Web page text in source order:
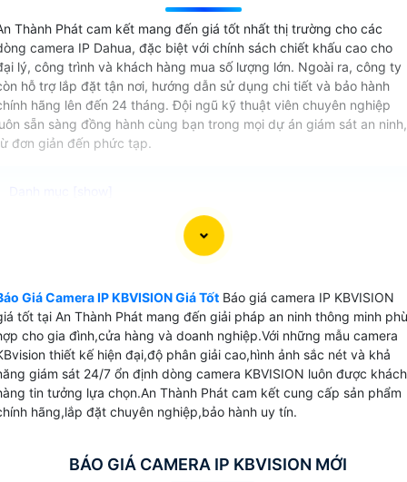
Thành Phát cam kết mang đến giá tốt nhất thị trường cho các
camera IP Dahua, đặc biệt với chính sách chiết khấu cao cho
lý, công trình và khách hàng mua số lượng lớn. Ngoài ra, công ty
hỗ trợ lắp đặt tận nơi, hướng dẫn sử dụng chi tiết và bảo hành
hãng lên đến 24 tháng. Đội ngũ kỹ thuật viên chuyên nghiệp
sẵn sàng đồng hành cùng bạn trong mọi dự án giám sát an ninh,
đơn giản đến phức tạp.
giải pháp camera IP KBVISION
ảnh sắc nét và giá thành hợp lý?
Thành Phátcung cấp báo giácamera IP KBVISIONmới
với nhiều lựa chọn phù hợp hộ gia đình,cửa
phẩm chính hãng,bảo hành dài hạn,hỗ trợ lắp
tận nơi và tư vấn miễn phí.Camera An Thành Phát cam
giá tốt nhất thị trường.
an tâm bảo vệ tài sản 24/7.
Giá Camera IP KBVISION Giá Tốt Báo giá camera IP KBVISION
tốt tại An Thành Phát mang đến giải pháp an ninh thông minh phù
cho gia đình,cửa hàng và doanh nghiệp.Với những mẫu camera
thiết kế hiện đại,độ phân giải cao,hình ảnh sắc nét và khả
giám sát 24/7 ổn định dòng camera KBVISION luôn được khách
tin tưởng lựa chọn.An Thành Phát cam kết cung cấp sản phẩm
hãng,lắp đặt chuyên nghiệp,bảo hành uy tín.
BÁO GIÁ CAMERA IP KBVISION MỚI